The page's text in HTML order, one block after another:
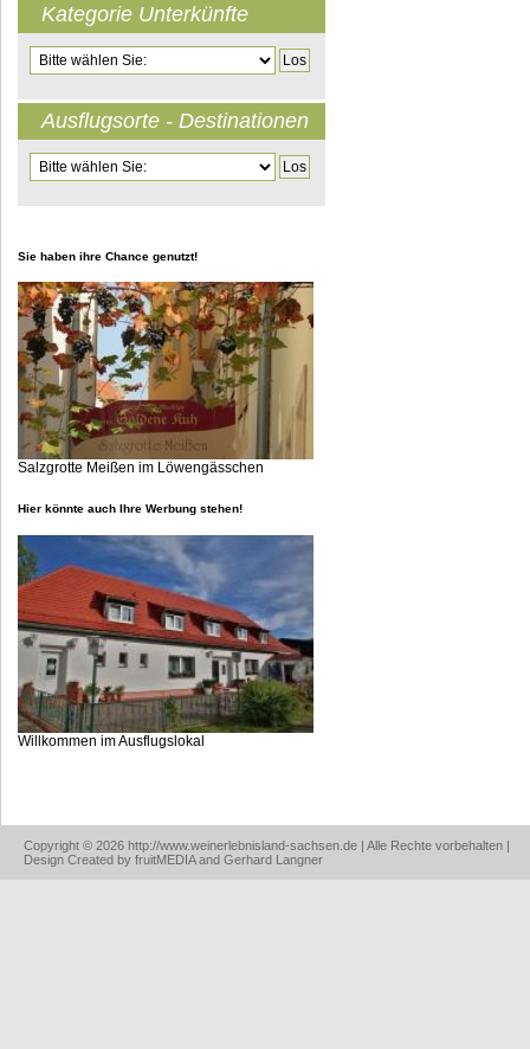
Kategorie Unterkünfte
Zielseite
Ausflugsorte - Destinationen
Zielseite
Sie haben ihre Chance genutzt!
Salzgrotte Meißen im Löwengässchen
Hier könnte auch Ihre Werbung stehen!
Willkommen im Ausflugslokal
Copyright © 2026 http://www.weinerlebnisland-sachsen.de | Alle Rechte vorbehalten |
Design Created by fruitMEDIA and Gerhard Langner